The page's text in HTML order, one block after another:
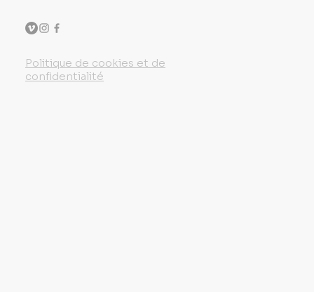
Politique de cookies et de
confidentialité